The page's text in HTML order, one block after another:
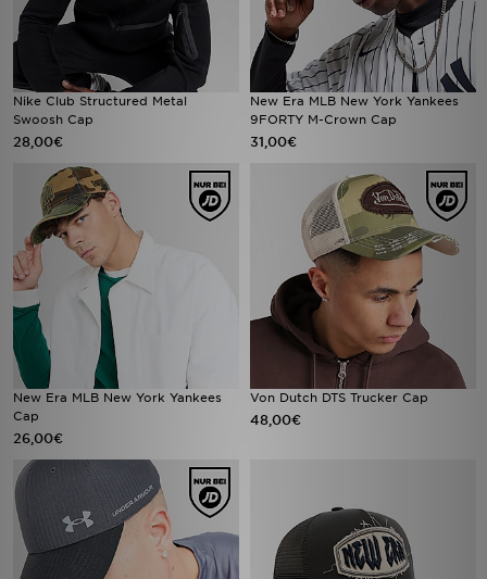
Nike Club Structured Metal
Swoosh Cap
28,00€
New Era MLB New York Yankees
9FORTY M-Crown Cap
31,00€
New Era MLB New York Yankees
Cap
26,00€
Von Dutch DTS Trucker Cap
48,00€